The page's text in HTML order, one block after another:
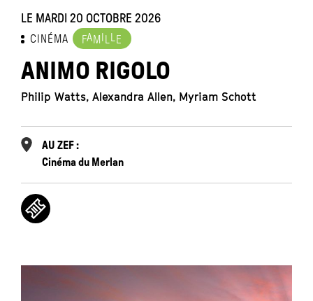
LE MARDI 20 OCTOBRE 2026
CINÉMA FAM E
ANIMO RIGOLO
Philip Watts, Alexandra Allen, Myriam Schott
AU ZEF :
Cinéma du Merlan